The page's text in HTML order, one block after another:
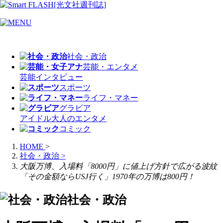
社会・政治
芸能・エンタメ
芸能インタビュー
スポーツ
ライフ・マネー
グラビア
アイドル大人のエンタメ
コミック
HOME >
社会・政治 >
大阪万博、入場料「8000円」に値上げ方針で広がる波紋
「その金額ならUSJ行く」1970年の万博は800円！
社会・政治